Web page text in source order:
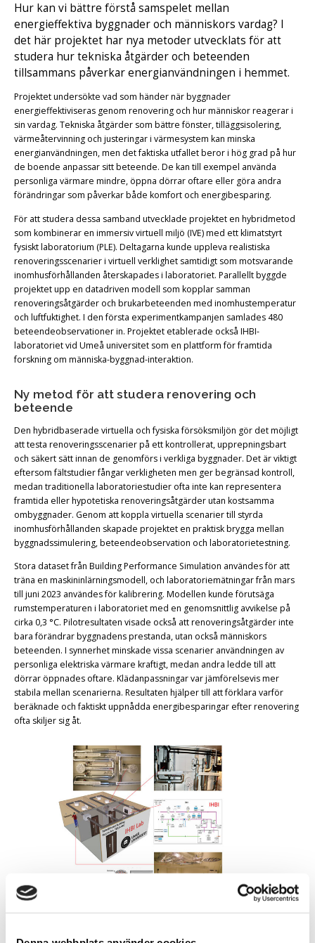
Hur kan vi bättre förstå samspelet mellan
energieffektiva byggnader och människors vardag? I
det här projektet har nya metoder utvecklats för att
studera hur tekniska åtgärder och beteenden
tillsammans påverkar energianvändningen i hemmet.
Projektet undersökte vad som händer när byggnader
energieffektiviseras genom renovering och hur människor reagerar i
sin vardag. Tekniska åtgärder som bättre fönster, tilläggsisolering,
värmeåtervinning och justeringar i värmesystem kan minska
energianvändningen, men det faktiska utfallet beror i hög grad på hur
de boende anpassar sitt beteende. De kan till exempel använda
personliga värmare mindre, öppna dörrar oftare eller göra andra
förändringar som påverkar både komfort och energibesparing.
För att studera dessa samband utvecklade projektet en hybridmetod
som kombinerar en immersiv virtuell miljö (IVE) med ett klimatstyrt
fysiskt laboratorium (PLE). Deltagarna kunde uppleva realistiska
renoveringsscenarier i virtuell verklighet samtidigt som motsvarande
inomhusförhållanden återskapades i laboratoriet. Parallellt byggde
projektet upp en datadriven modell som kopplar samman
renoveringsåtgärder och brukarbeteenden med inomhustemperatur
och luftfuktighet. I den första experimentkampanjen samlades 480
beteendeobservationer in. Projektet etablerade också IHBI-
laboratoriet vid Umeå universitet som en plattform för framtida
forskning om människa-byggnad-interaktion.
Ny metod för att studera renovering och
beteende
Den hybridbaserade virtuella och fysiska försöksmiljön gör det möjligt
att testa renoveringsscenarier på ett kontrollerat, upprepningsbart
och säkert sätt innan de genomförs i verkliga byggnader. Det är viktigt
eftersom fältstudier fångar verkligheten men ger begränsad kontroll,
medan traditionella laboratoriestudier ofta inte kan representera
framtida eller hypotetiska renoveringsåtgärder utan kostsamma
ombyggnader. Genom att koppla virtuella scenarier till styrda
inomhusförhållanden skapade projektet en praktisk brygga mellan
byggnadssimulering, beteendeobservation och laboratorietestning.
Stora dataset från Building Performance Simulation användes för att
träna en maskininlärningsmodell, och laboratoriemätningar från mars
till juni 2023 användes för kalibrering. Modellen kunde förutsäga
rumstemperaturen i laboratoriet med en genomsnittlig avvikelse på
cirka 0,3 °C. Pilotresultaten visade också att renoveringsåtgärder inte
bara förändrar byggnadens prestanda, utan också människors
beteenden. I synnerhet minskade vissa scenarier användningen av
personliga elektriska värmare kraftigt, medan andra ledde till att
dörrar öppnades oftare. Klädanpassningar var jämförelsevis mer
stabila mellan scenarierna. Resultaten hjälper till att förklara varför
beräknade och faktiskt uppnådda energibesparingar efter renovering
ofta skiljer sig åt.
IHBI-laboratoriet vid Umeå universitet, utvecklat som en plattform för